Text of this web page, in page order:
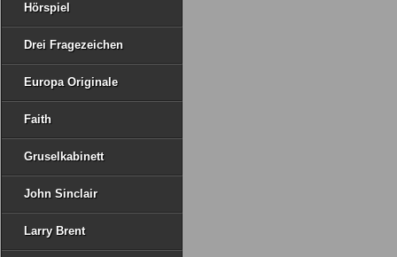
Hörspiel
Drei Fragezeichen
Europa Originale
Faith
Gruselkabinett
John Sinclair
Larry Brent